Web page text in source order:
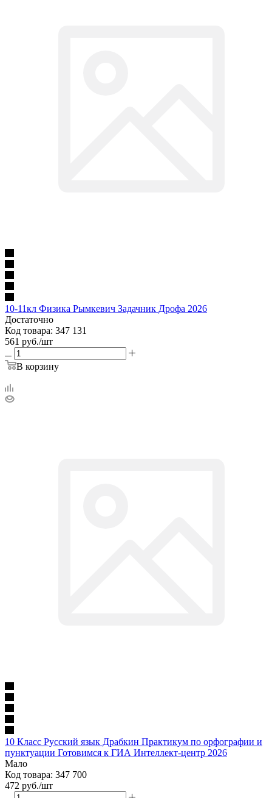
10-11кл Физика Рымкевич Задачник Дрофа 2026
Достаточно
Код товара: 347 131
561 руб./шт
В корзину
10 Класс Русский язык Драбкин Практикум по орфографии и
пунктуации Готовимся к ГИА Интеллект-центр 2026
Мало
Код товара: 347 700
472 руб./шт